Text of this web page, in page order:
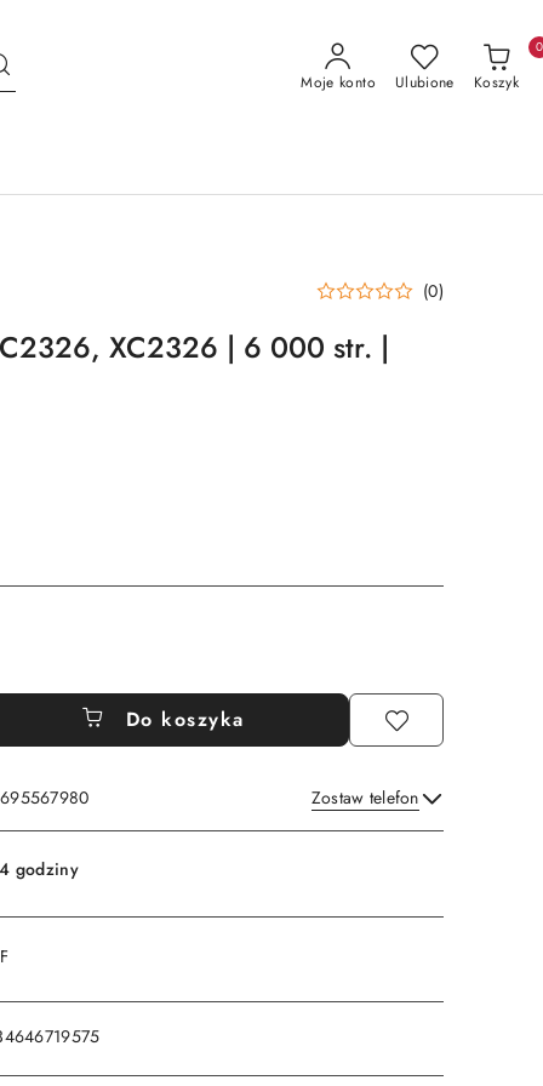
Moje konto Ulubione Koszyk
0
(0)
XC2326 | 6 000 str. |
Do koszyka
Zostaw telefon
Wyślij
godziny